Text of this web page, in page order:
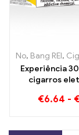
No, Bang REI, Cigarros
Experiência
cigarros
Blueberry Ice
€6.64 -